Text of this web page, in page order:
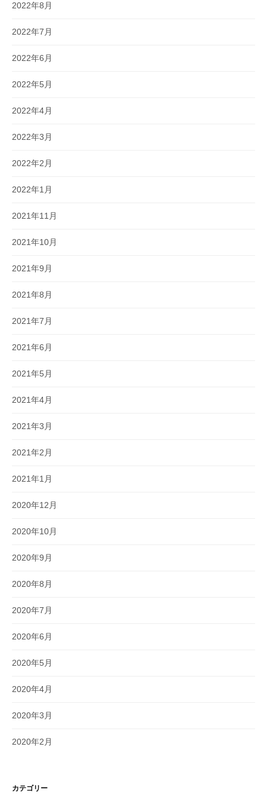
2022年8月
2022年7月
2022年6月
2022年5月
2022年4月
2022年3月
2022年2月
2022年1月
2021年11月
2021年10月
2021年9月
2021年8月
2021年7月
2021年6月
2021年5月
2021年4月
2021年3月
2021年2月
2021年1月
2020年12月
2020年10月
2020年9月
2020年8月
2020年7月
2020年6月
2020年5月
2020年4月
2020年3月
2020年2月
カテゴリー